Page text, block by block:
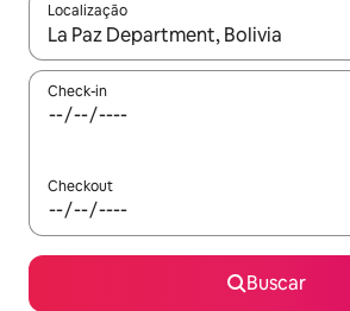
Localização
Quando os resultados estiverem
Check-in
Checkout
Buscar